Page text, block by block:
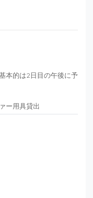
本的は2日目の午後に予
ー用具貸出